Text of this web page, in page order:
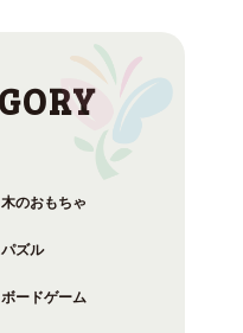
木のおもちゃ
パズル
ボードゲーム